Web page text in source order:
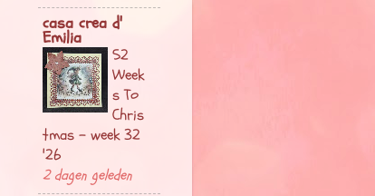
casa crea d'
Emilia
52
Week
s To
Chris
tmas - week 32
'26
2 dagen geleden